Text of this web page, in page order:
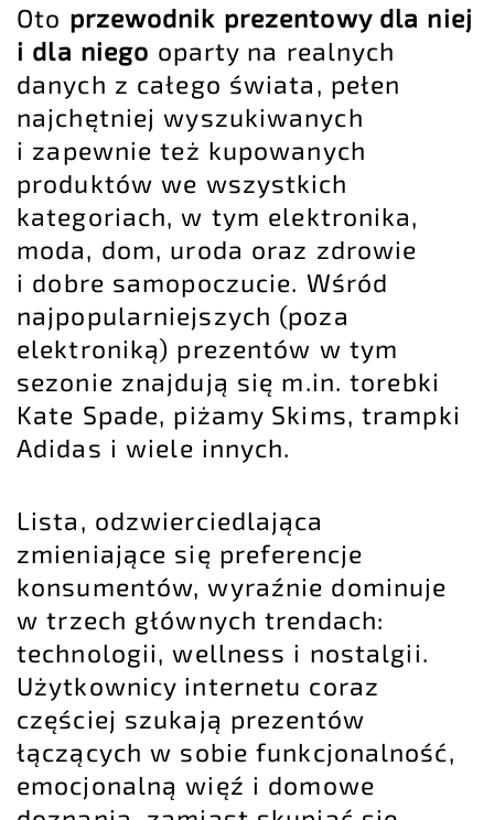
Oto przewodnik prezentowy dla niej
i dla niego oparty na realnych
danych z całego świata, pełen
najchętniej wyszukiwanych
i zapewnie też kupowanych
produktów we wszystkich
kategoriach, w tym elektronika,
moda, dom, uroda oraz zdrowie
i dobre samopoczucie. Wśród
najpopularniejszych (poza
elektroniką) prezentów w tym
sezonie znajdują się m.in. torebki
Kate Spade, piżamy Skims, trampki
Adidas i wiele innych.
Lista, odzwierciedlająca
zmieniające się preferencje
konsumentów, wyraźnie dominuje
w trzech głównych trendach:
technologii, wellness i nostalgii.
Użytkownicy internetu coraz
częściej szukają prezentów
łączących w sobie funkcjonalność,
emocjonalną więź i domowe